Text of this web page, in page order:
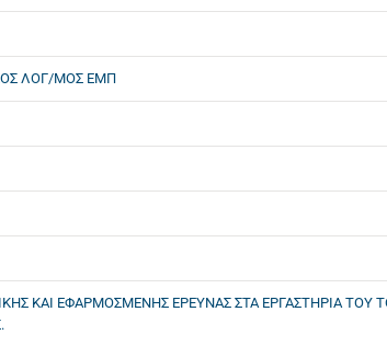
ΛΟΓ/ΜΟΣ ΕΜΠ
ΚΑΙ ΕΦΑΡΜΟΣΜΕΝΗΣ ΕΡΕΥΝΑΣ ΣΤΑ ΕΡΓΑΣΤΗΡΙΑ